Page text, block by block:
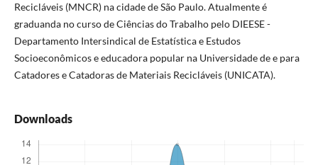
Recicláveis (MNCR) na cidade de São Paulo. Atualmente é
graduanda no curso de Ciências do Trabalho pelo DIEESE -
Departamento Intersindical de Estatística e Estudos
Socioeconômicos e educadora popular na Universidade de e para
Catadores e Catadoras de Materiais Recicláveis (UNICATA).
Downloads